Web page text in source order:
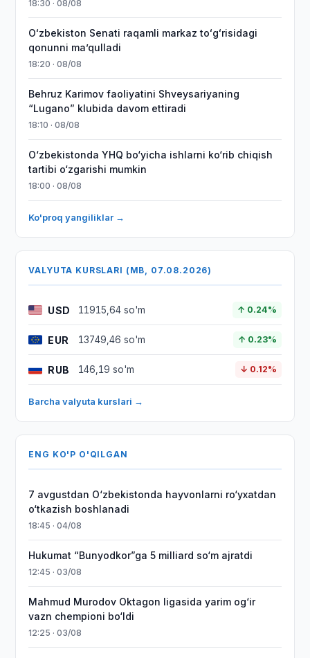
18:30 · 08/08
Oʻzbekiston Senati raqamli markaz toʻgʻrisidagi
qonunni maʼqulladi
18:20 · 08/08
Behruz Karimov faoliyatini Shveysariyaning
“Lugano” klubida davom ettiradi
18:10 · 08/08
O‘zbekistonda YHQ bo‘yicha ishlarni ko‘rib chiqish
tartibi o‘zgarishi mumkin
18:00 · 08/08
Ko'proq yangiliklar →
VALYUTA KURSLARI (MB, 07.08.2026)
USD 11915,64 so'm ↑ 0.24%
EUR 13749,46 so'm ↑ 0.23%
RUB 146,19 so'm ↓ 0.12%
Barcha valyuta kurslari →
ENG KO'P O'QILGAN
7 avgustdan O‘zbekistonda hayvonlarni ro‘yxatdan
o‘tkazish boshlanadi
18:45 · 04/08
Hukumat “Bunyodkor”ga 5 milliard so‘m ajratdi
12:45 · 03/08
Mahmud Murodov Oktagon ligasida yarim og‘ir
vazn chempioni bo‘ldi
12:25 · 03/08